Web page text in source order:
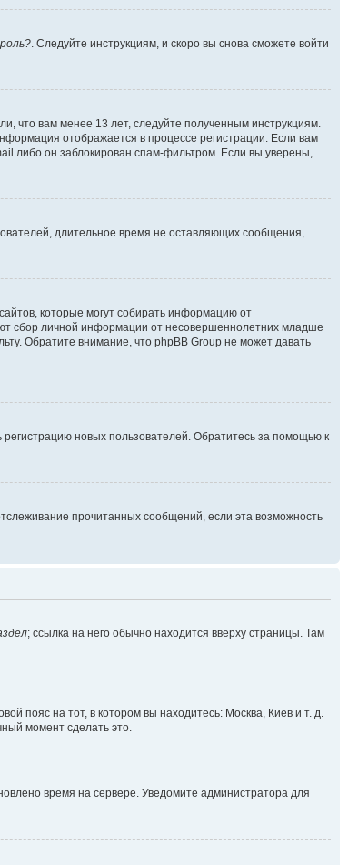
. Следуйте инструкциям, и скоро вы снова сможете войти
что вам менее 13 лет, следуйте полученным инструкциям.
отображается в процессе регистрации. Если вам
либо он заблокирован спам-фильтром. Если вы уверены,
длительное время не оставляющих сообщения,
которые могут собирать информацию от
сбор личной информации от несовершеннолетних младше
Обратите внимание, что phpBB Group не может давать
новых пользователей. Обратитесь за помощью к
прочитанных сообщений, если эта возможность
; ссылка на него обычно находится вверху страницы. Там
пояс на тот, в котором вы находитесь: Москва, Киев и т. д.
момент сделать это.
время на сервере. Уведомите администратора для